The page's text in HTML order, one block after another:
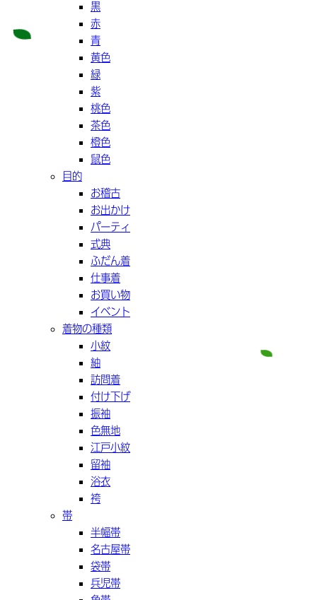
黒
赤
青
黄色
緑
紫
桃色
茶色
橙色
鼠色
目的
お稽古
お出かけ
パーティ
式典
ふだん着
仕事着
お買い物
イベント
着物の種類
小紋
紬
訪問着
付け下げ
振袖
色無地
江戸小紋
留袖
浴衣
袴
帯
半幅帯
名古屋帯
袋帯
兵児帯